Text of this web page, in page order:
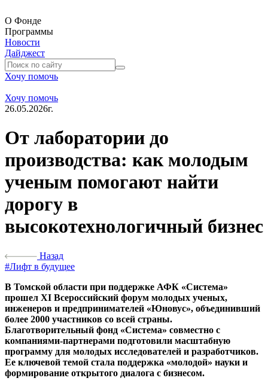
О Фонде
Программы
Новости
Дайджест
Хочу помочь
Хочу помочь
26.05.2026г.
От лаборатории до
производства: как молодым
ученым помогают найти
дорогу в
высокотехнологичный бизнес
Назад
#Лифт в будущее
В Томской области при поддержке АФК «Система»
прошел XI Всероссийский форум молодых ученых,
инженеров и предпринимателей «Юновус», объединивший
более 2000 участников со всей страны.
Благотворительный фонд «Система» совместно с
компаниями-партнерами подготовили масштабную
программу для молодых исследователей и разработчиков.
Ее ключевой темой стала поддержка «молодой» науки и
формирование открытого диалога с бизнесом.